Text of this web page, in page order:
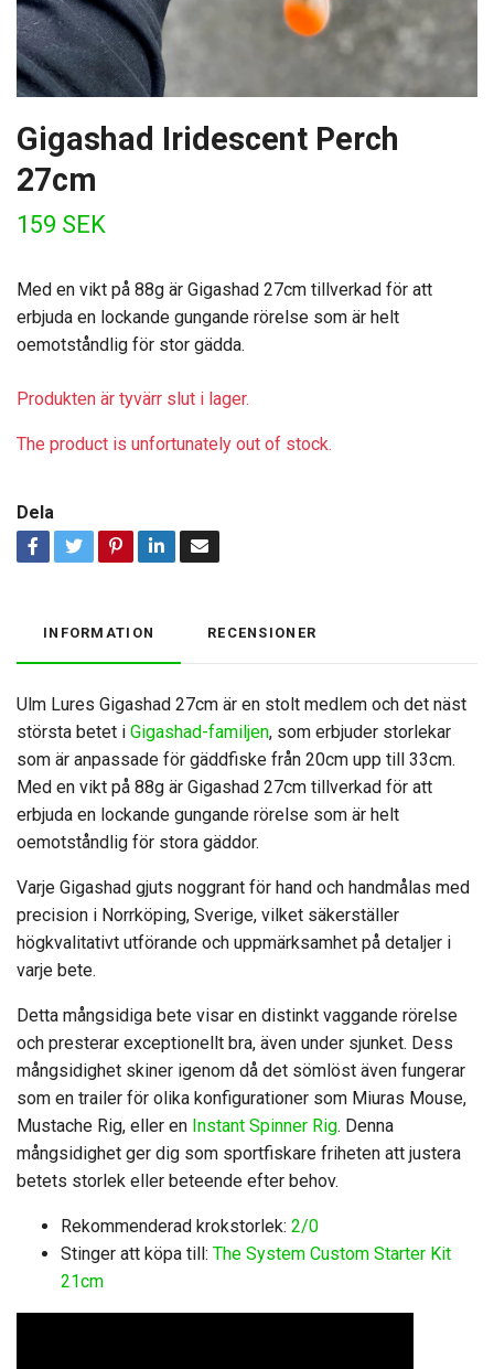
Gigashad Iridescent Perch
27cm
159 SEK
Med en vikt på 88g är Gigashad 27cm tillverkad för att
erbjuda en lockande gungande rörelse som är helt
oemotståndlig för stor gädda.
Produkten är tyvärr slut i lager.
The product is unfortunately out of stock.
Dela
INFORMATION RECENSIONER
Ulm Lures Gigashad 27cm är en stolt medlem och det näst
största betet i Gigashad-familjen, som erbjuder storlekar
som är anpassade för gäddfiske från 20cm upp till 33cm.
Med en vikt på 88g är Gigashad 27cm tillverkad för att
erbjuda en lockande gungande rörelse som är helt
oemotståndlig för stora gäddor.
Varje Gigashad gjuts noggrant för hand och handmålas med
precision i Norrköping, Sverige, vilket säkerställer
högkvalitativt utförande och uppmärksamhet på detaljer i
varje bete.
Detta mångsidiga bete visar en distinkt vaggande rörelse
och presterar exceptionellt bra, även under sjunket. Dess
mångsidighet skiner igenom då det sömlöst även fungerar
som en trailer för olika konfigurationer som Miuras Mouse,
Mustache Rig, eller en Instant Spinner Rig. Denna
mångsidighet ger dig som sportfiskare friheten att justera
betets storlek eller beteende efter behov.
Rekommenderad krokstorlek: 2/0
Stinger att köpa till: The System Custom Starter Kit
21cm